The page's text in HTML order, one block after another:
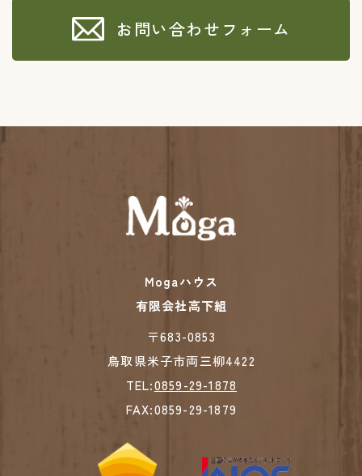
お問い合わせフォーム
Mogaハウス
有限会社高下組
​​​​​​​〒683-0853
鳥取県米子市両三柳4422
TEL:0859-29-1878
FAX:0859-29-1879